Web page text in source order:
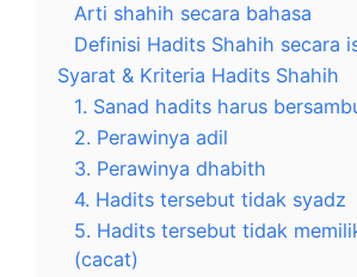
Arti shahih secara bahasa
Definisi Hadits Shahih secara
Syarat & Kriteria Hadits Shahih
1. Sanad hadits harus
2. Perawinya adil
3. Perawinya dhabith
4. Hadits tersebut tidak syadz
5. Hadits tersebut tidak
(cacat)